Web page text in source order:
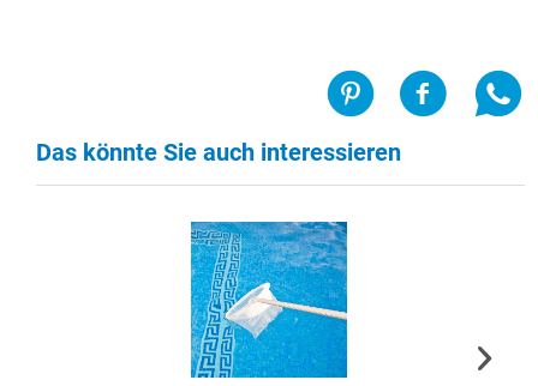
Das könnte Sie auch interessieren